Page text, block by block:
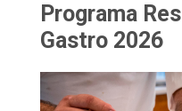
Programa
Gastro 2026